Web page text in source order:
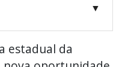
▼
estadual da